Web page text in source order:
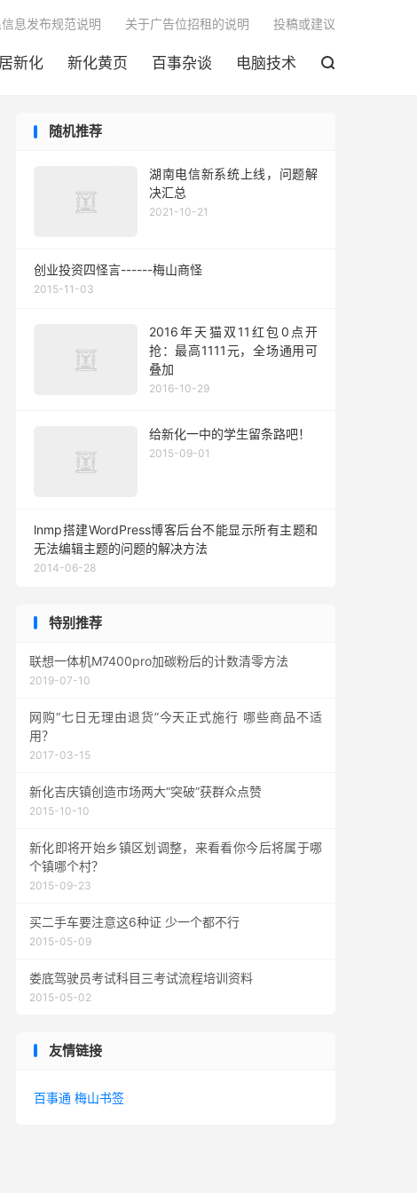
新化 新化黄页 百事杂谈 电脑技术 
息发布规范说明 关于广告位招租的说明 投稿或建议
随机推荐
湖南电信新系统上线，问题解
决汇总
2021-10-21
创业投资四怪言------梅山商怪
2015-11-03
2016年天猫双11红包0点开
抢：最高1111元，全场通用可
叠加
2016-10-29
给新化一中的学生留条路吧！
2015-09-01
lnmp搭建WordPress博客后台不能显示所有主题和
无法编辑主题的问题的解决方法
2014-06-28
特别推荐
联想一体机M7400pro加碳粉后的计数清零方法
2019-07-10
网购“七日无理由退货”今天正式施行 哪些商品不适
用？
2017-03-15
新化吉庆镇创造市场两大“突破”获群众点赞
2015-10-10
新化即将开始乡镇区划调整，来看看你今后将属于哪
个镇哪个村？
2015-09-23
买二手车要注意这6种证 少一个都不行
2015-05-09
娄底驾驶员考试科目三考试流程培训资料
2015-05-02
友情链接
百事通 梅山书签